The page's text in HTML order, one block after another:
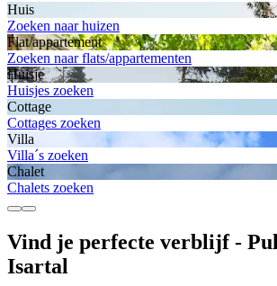
Huis
Zoeken naar huizen
Flat/appartement
Zoeken naar flats/appartementen
Huisje
Huisjes zoeken
Cottage
Cottages zoeken
Villa
Villa´s zoeken
Chalet
Chalets zoeken
Vind je perfecte verblijf -
Isartal